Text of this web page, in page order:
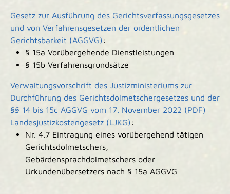
Gesetz zur Ausführung des Gerichtsverfassungsgesetzes
und von Verfahrensgesetzen der ordentlichen
Gerichtsbarkeit (AGGVG) :
§ 15a Vorübergehende Dienstleistungen
§ 15b Verfahrensgrundsätze
Verwaltungsvorschrift des Justizministeriums zur
Durchführung des Gerichtsdolmetschergesetzes und der
§§ 14 bis 15c AGGVG vom 17. November 2022 (PDF)
Landesjustizkostengesetz (LJKG) :
Nr. 4.7 Eintragung eines vorübergehend tätigen
Gerichtsdolmetschers,
Gebärdensprachdolmetschers oder
Urkundenübersetzers nach § 15a AGGVG